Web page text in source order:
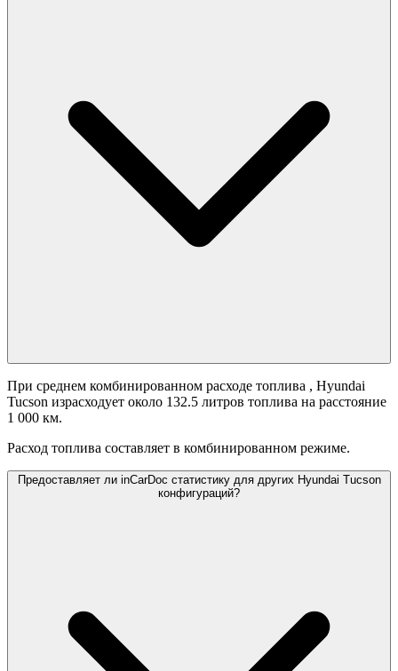
При среднем комбинированном расходе топлива , Hyundai
Tucson израсходует около 132.5 литров топлива на расстояние
1 000 км.
Расход топлива составляет в комбинированном режиме.
Предоставляет ли inCarDoc статистику для других Hyundai Tucson
конфигураций?